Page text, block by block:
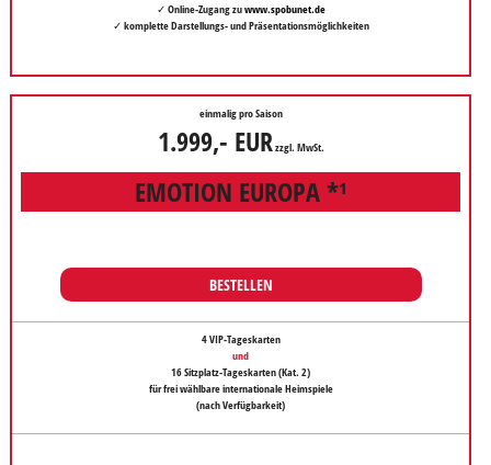
✓ Online-Zugang zuwww.spobunet.de
✓ komplette Darstellungs- und Präsentationsmöglichkeiten
einmalig pro Saison
1.999,- EURzzgl. MwSt.
EMOTION EUROPA *¹
BESTELLEN
4 VIP-Tageskarten
und
16 Sitzplatz-Tageskarten(Kat. 2)
für frei wählbare internationale Heimspiele
(nach Verfügbarkeit)